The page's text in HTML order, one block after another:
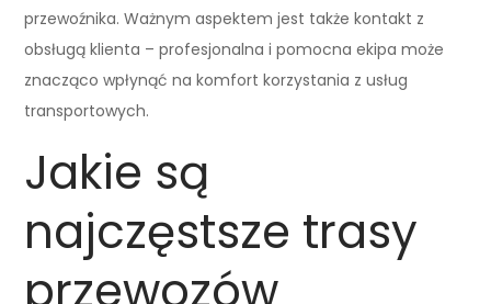
przewoźnika. Ważnym aspektem jest także kontakt z
obsługą klienta – profesjonalna i pomocna ekipa może
znacząco wpłynąć na komfort korzystania z usług
transportowych.
Jakie są
najczęstsze trasy
przewozów